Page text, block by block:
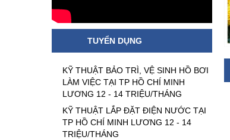
TUYỂN DỤNG
KỸ THUẬT BẢO TRÌ, VỆ SINH HỒ BƠI
LÀM VIỆC TẠI TP HỒ CHÍ MINH
LƯƠNG 12 - 14 TRIỆU/THÁNG
KỸ THUẬT LẮP ĐẶT ĐIỆN NƯỚC TẠI
TP HỒ CHÍ MINH LƯƠNG 12 - 14
TRIỆU/THÁNG